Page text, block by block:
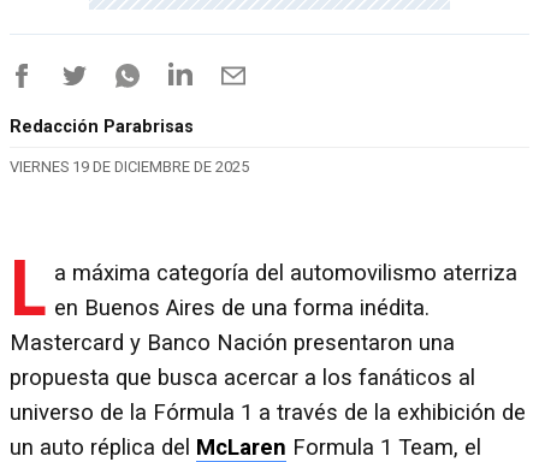
Redacción Parabrisas
VIERNES 19 DE DICIEMBRE DE 2025
L a máxima categoría del automovilismo aterriza
en Buenos Aires de una forma inédita.
Mastercard y Banco Nación presentaron una
propuesta que busca acercar a los fanáticos al
universo de la Fórmula 1 a través de la exhibición de
un auto réplica del McLaren Formula 1 Team, el